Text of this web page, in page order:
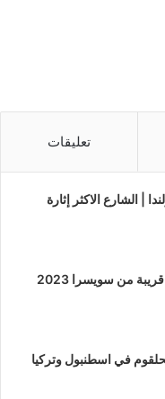
تعليقات
| الشارع الاكثر إثارة